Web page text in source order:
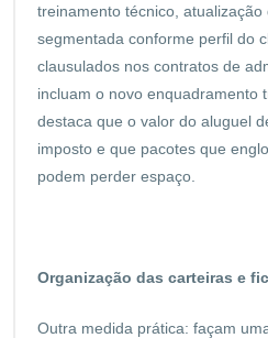
treinamento técnico,
segmentada conforme perfil do
clausulados nos contratos de
incluam o novo enquadramento
destaca que o valor do aluguel
imposto e que pacotes que
podem perder espaço.
Organização das carteiras e
Outra medida prática: façam